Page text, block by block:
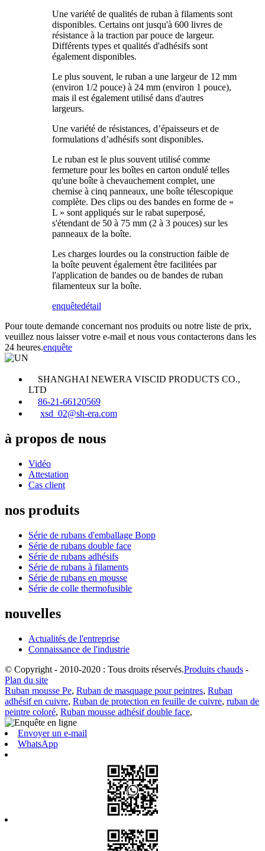
Une variété de qualités de ruban à filaments sont
disponibles. Certains ont jusqu'à 600 livres de
résistance à la traction par pouce de largeur.
Différents types et qualités d'adhésifs sont
également disponibles.
Le plus souvent, le ruban a une largeur de 12 mm
(environ 1/2 pouce) à 24 mm (environ 1 pouce),
mais il est également utilisé dans d'autres
largeurs.
Une variété de résistances, d’épaisseurs et de
formulations d’adhésifs sont disponibles.
Le ruban est le plus souvent utilisé comme
fermeture pour les boîtes en carton ondulé telles
qu'une boîte à chevauchement complet, une
chemise à cinq panneaux, une boîte télescopique
complète. Des clips ou des bandes en forme de «
L » sont appliqués sur le rabat superposé,
s'étendant de 50 à 75 mm (2 à 3 pouces) sur les
panneaux de la boîte.
Les charges lourdes ou la construction faible de
la boîte peuvent également être facilitées par
l'application de bandes ou de bandes de ruban
filamenteux sur la boîte.
enquêtedétail
Pour toute demande concernant nos produits ou notre liste de prix,
veuillez nous laisser votre e-mail et nous vous contacterons dans les
24 heures.enquête
SHANGHAI NEWERA VISCID PRODUCTS CO.,
LTD
86-21-66120569
xsd_02@sh-era.com
à propos de nous
Vidéo
Attestation
Cas client
nos produits
Série de rubans d'emballage Bopp
Série de rubans double face
Série de rubans adhésifs
Série de rubans à filaments
Série de rubans en mousse
Série de colle thermofusible
nouvelles
Actualités de l'entreprise
Connaissance de l'industrie
© Copyright - 2010-2020 : Tous droits réservés.Produits chauds -
Plan du site
Ruban mousse Pe, Ruban de masquage pour peintres, Ruban
adhésif en cuivre, Ruban de protection en feuille de cuivre, ruban de
peintre coloré, Ruban mousse adhésif double face,
Envoyer un e-mail
WhatsApp